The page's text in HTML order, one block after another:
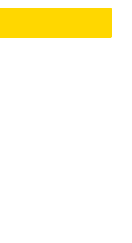
разрешено только